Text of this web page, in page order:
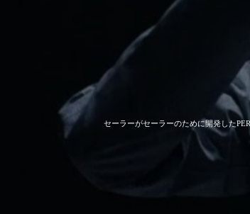
セーラーがセーラーのために開発した